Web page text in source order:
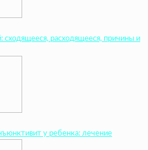
сходящееся, расходящееся, причины и
у ребенка: лечение